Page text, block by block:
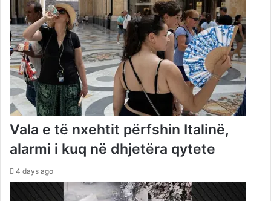
Vala e të nxehtit përfshin Italinë,
alarmi i kuq në dhjetëra qytete
4 days ago